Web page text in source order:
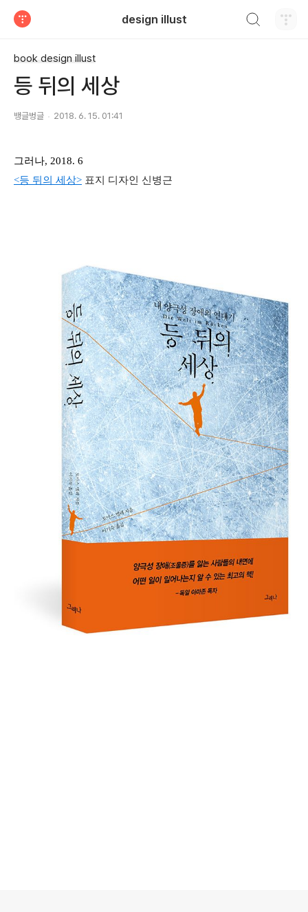
design illust
book design illust
등 뒤의 세상
뱅글벙글 2018. 6. 15. 01:41
그러나, 2018. 6
<등 뒤의 세상> 표지 디자인 신병근